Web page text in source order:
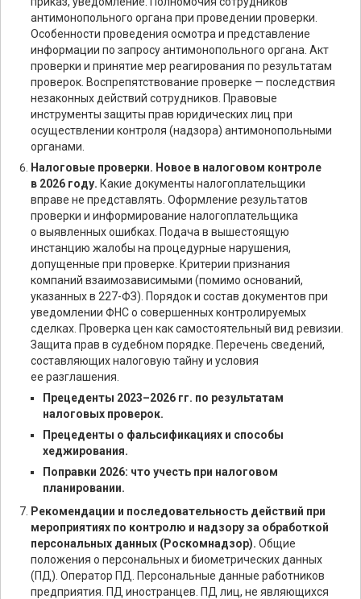
антимонопольного органа при проведении проверки.
Особенности проведения осмотра и представление
информации по запросу антимонопольного органа. Акт
проверки и принятие мер реагирования по результатам
проверок. Воспрепятствование проверке — последствия
незаконных действий сотрудников. Правовые
инструменты защиты прав юридических лиц при
осуществлении контроля (надзора) антимонопольными
органами.
Налоговые проверки. Новое в налоговом контроле
в 2026 году. Какие документы налогоплательщики
вправе не представлять. Оформление результатов
проверки и информирование налогоплательщика
о выявленных ошибках. Подача в вышестоящую
инстанцию жалобы на процедурные нарушения,
допущенные при проверке. Критерии признания
компаний взаимозависимыми (помимо оснований,
указанных в 227-ФЗ). Порядок и состав документов при
уведомлении ФНС о совершенных контролируемых
сделках. Проверка цен как самостоятельный вид ревизии.
Защита прав в судебном порядке. Перечень сведений,
составляющих налоговую тайну и условия
ее разглашения.
Прецеденты 2023–2026 гг. по результатам
налоговых проверок.
Прецеденты о фальсификациях и способы
хеджирования.
Поправки 2026: что учесть при налоговом
планировании.
Рекомендации и последовательность действий при
мероприятиях по контролю и надзору за обработкой
персональных данных (Роскомнадзор). Общие
положения о персональных и биометрических данных
(ПД). Оператор ПД. Персональные данные работников
предприятия. ПД иностранцев. ПД лиц, не являющихся